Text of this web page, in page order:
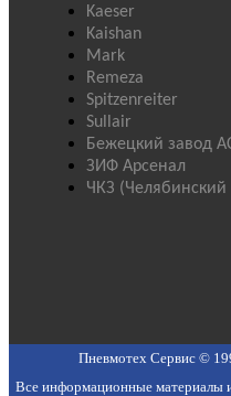
Kaeser
Kaishan
Mark
Remeza
Spitzenreiter
Sullair
Бежецкий завод
ЗИФ Арсенал
ЧКЗ
Пневмотех Сервис ©
Все информационные материалы